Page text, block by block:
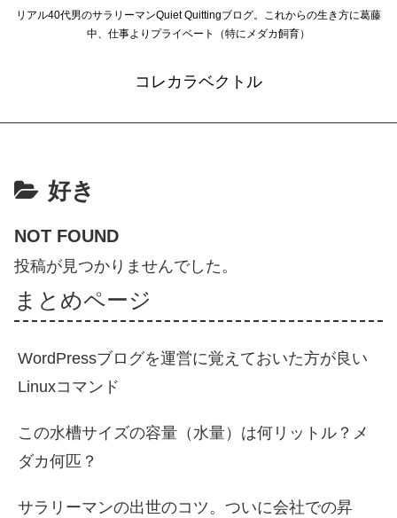
リアル40代男のサラリーマンQuiet Quittingブログ。これからの生き方に葛藤
中、仕事よりプライベート（特にメダカ飼育）
コレカラベクトル
好き
NOT FOUND
投稿が見つかりませんでした。
まとめページ
WordPressブログを運営に覚えておいた方が良い
Linuxコマンド
この水槽サイズの容量（水量）は何リットル？メ
ダカ何匹？
サラリーマンの出世のコツ。ついに会社での昇